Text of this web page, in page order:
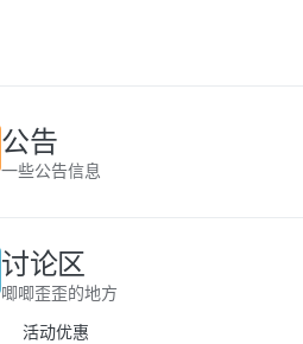
公告
一些公告信息
讨论区
唧唧歪歪的地方
活动优惠